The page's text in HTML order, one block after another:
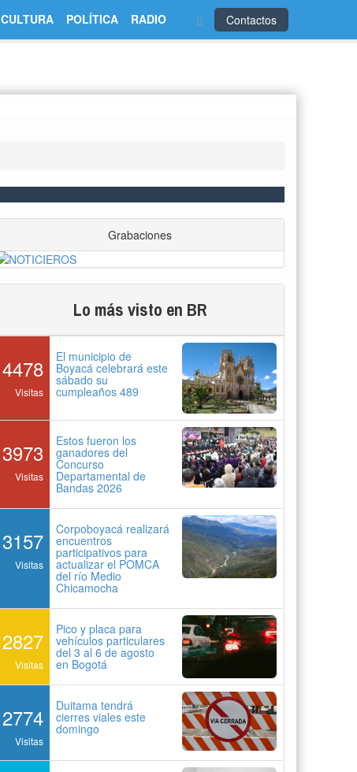
Contactos
CULTURA POLÍTICA RADIO
Grabaciones
Lo más visto en BR
4478
Visitas
El municipio de
Boyacá celebrará este
sábado su
cumpleaños 489
3973
Visitas
Estos fueron los
ganadores del
Concurso
Departamental de
Bandas 2026
3157
Visitas
Corpoboyacá realizará
encuentros
participativos para
actualizar el POMCA
del río Medio
Chicamocha
2827
Visitas
Pico y placa para
vehículos particulares
del 3 al 6 de agosto
en Bogotá
2774
Visitas
Duitama tendrá
cierres viales este
domingo